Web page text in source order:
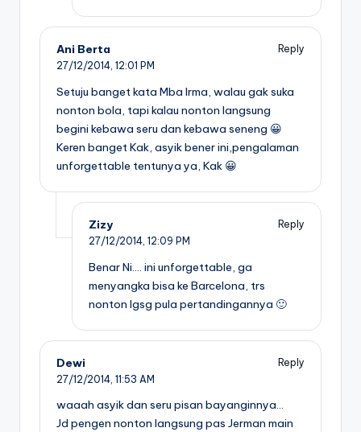
Ani Berta
Reply
27/12/2014, 12:01 PM
Setuju banget kata Mba Irma, walau gak suka
nonton bola, tapi kalau nonton langsung
begini kebawa seru dan kebawa seneng 😀
Keren banget Kak, asyik bener ini,pengalaman
unforgettable tentunya ya, Kak 😀
Zizy
Reply
27/12/2014, 12:09 PM
Benar Ni…. ini unforgettable, ga
menyangka bisa ke Barcelona, trs
nonton lgsg pula pertandingannya 🙂
Dewi
Reply
27/12/2014, 11:53 AM
waaah asyik dan seru pisan bayanginnya…
Jd pengen nonton langsung pas Jerman main